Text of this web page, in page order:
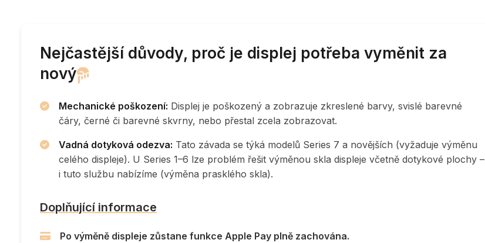
Nejčastější důvody, proč je displej potřeba vyměnit za
nový
Mechanické poškození: Displej je poškozený a zobrazuje zkreslené barvy, svislé barevné
čáry, černé či barevné skvrny, nebo přestal zcela zobrazovat.
Vadná dotyková odezva: Tato závada se týká modelů Series 7 a novějších (vyžaduje výměnu
celého displeje). U Series 1–6 lze problém řešit výměnou skla displeje včetně dotykové plochy –
i tuto službu nabízíme (výměna prasklého skla).
Doplňující informace
Po výměně displeje zůstane funkce Apple Pay plně zachována.